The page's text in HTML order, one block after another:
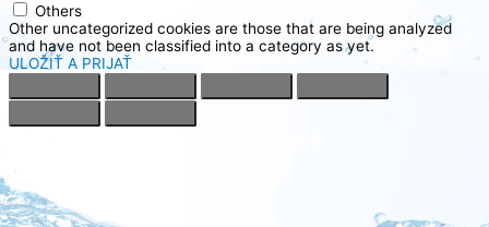
Others
Other uncategorized cookies are those that are being analyzed
and have not been classified into a category as yet.
ULOŽIŤ A PRIJAŤ